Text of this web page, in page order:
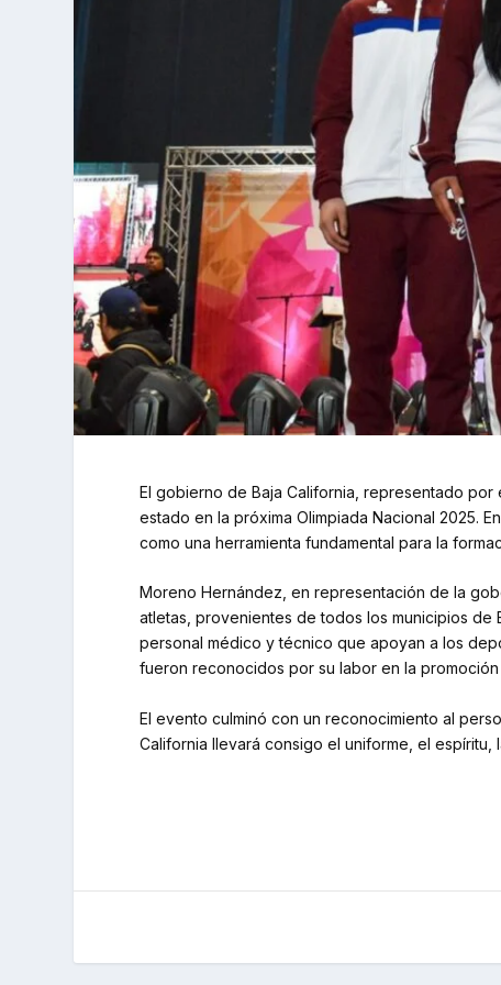
El gobierno de Baja California, representado
estado en la próxima Olimpiada Nacional 2025.
como una herramienta fundamental para la
Moreno Hernández, en representación de la
atletas, provenientes de todos los municipios de
personal médico y técnico que apoyan a los
fueron reconocidos por su labor en la
El evento culminó con un reconocimiento al
California llevará consigo el uniforme, el